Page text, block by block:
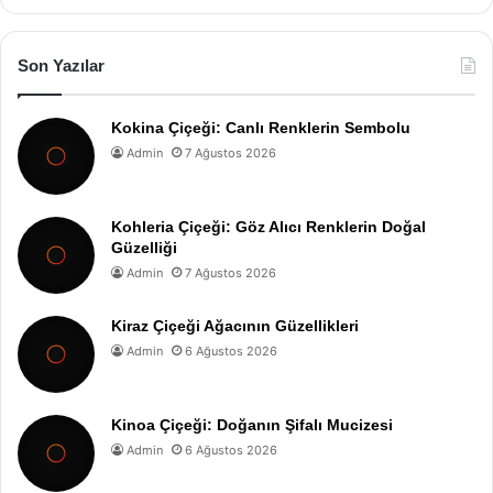
Son Yazılar
Kokina Çiçeği: Canlı Renklerin Sembolu
Admin 7 Ağustos 2026
Kohleria Çiçeği: Göz Alıcı Renklerin Doğal
Güzelliği
Admin 7 Ağustos 2026
Kiraz Çiçeği Ağacının Güzellikleri
Admin 6 Ağustos 2026
Kinoa Çiçeği: Doğanın Şifalı Mucizesi
Admin 6 Ağustos 2026